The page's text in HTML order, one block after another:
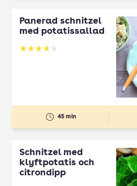
Panerad schnitzel
med potatissallad
Betyg: 3.87 av 5
45 min
Schnitzel med
klyftpotatis och
citrondipp